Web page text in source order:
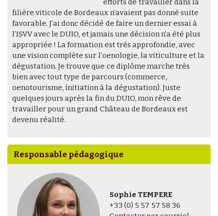
efforts de travailler dans la
filière viticole de Bordeaux n’avaient pas donné suite
favorable. J’ai donc décidé de faire un dernier essai à
l’ISVV avec le DUIO, et jamais une décision n'a été plus
appropriée ! La formation est très approfondie, avec
une vision complète sur l’oenologie, la viticulture et la
dégustation. Je trouve que ce diplôme marche très
bien avec tout type de parcours (commerce,
oenotourisme, initiation à la dégustation). Juste
quelques jours après la fin du DUIO, mon rêve de
travailler pour un grand Château de Bordeaux est
devenu réalité.
Responsable pédagogique
Sophie TEMPERE
+33 (0) 5 57 57 58 36